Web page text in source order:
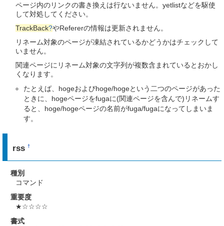
ページ内のリンクの書き換えは行ないません。yetlistなどを駆使
して対処してください。
TrackBack?やRefererの情報は更新されません。
リネーム対象のページが凍結されているかどうかはチェックして
いません。
関連ページにリネーム対象の文字列が複数含まれているとおかし
くなります。
たとえば、hogeおよびhoge/hogeという二つのページがあった
ときに、hogeページをfugaに(関連ページを含んで)リネームす
ると、hoge/hogeページの名前がfuga/fugaになってしまいま
す。
rss†
種別
コマンド
重要度
★☆☆☆☆
書式